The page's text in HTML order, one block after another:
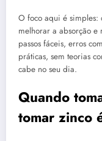
O foco aqui é simples:
melhorar a absorção e
passos fáceis, erros
práticas, sem teorias
cabe no seu dia.
Quando
tomar zinco